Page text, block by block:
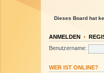
Dieses Board hat
ANMELDEN •
Benutzername:
WER IST ONLINE?